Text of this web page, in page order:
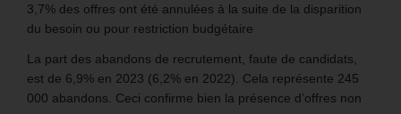
3,7% des offres ont été annulées à la suite de la disparition
du besoin ou pour restriction budgétaire
La part des abandons de recrutement, faute de candidats,
est de 6,9% en 2023 (6,2% en 2022). Cela représente 245
000 abandons. Ceci confirme bien la présence d’offres non